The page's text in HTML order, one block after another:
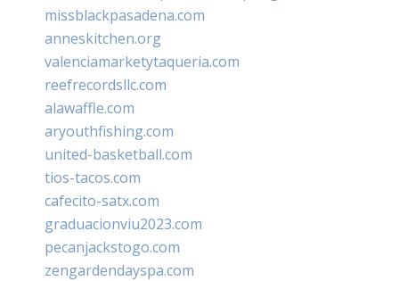
missblackpasadena.com
anneskitchen.org
valenciamarketytaqueria.com
reefrecordsllc.com
alawaffle.com
aryouthfishing.com
united-basketball.com
tios-tacos.com
cafecito-satx.com
graduacionviu2023.com
pecanjackstogo.com
zengardendayspa.com